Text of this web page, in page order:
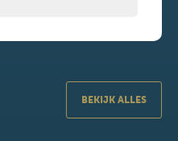
BEKIJK ALLES